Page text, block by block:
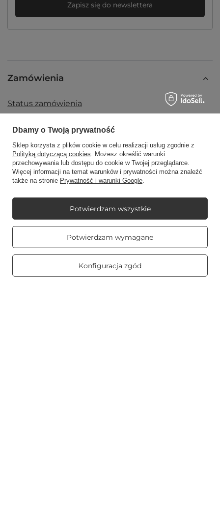
Zapisz się do newslettera
Zamówienia
Status zamówienia
Chcę zareklamować produkt
Chcę zwrócić produkt
Chcę wymienić towar
Kontakt
Konto
Regulaminy
Dbamy o Twoją prywatność
Sklep korzysta z plików cookie w celu realizacji usług zgodnie z
Polityką dotyczącą cookies. Możesz określić warunki
przechowywania lub dostępu do cookie w Twojej przeglądarce.
Więcej informacji na temat warunków i prywatności można znaleźć
także na stronie Prywatność i warunki Google.
Potwierdzam wymagane
Konfiguracja zgód
Potwierdzam wszystkie